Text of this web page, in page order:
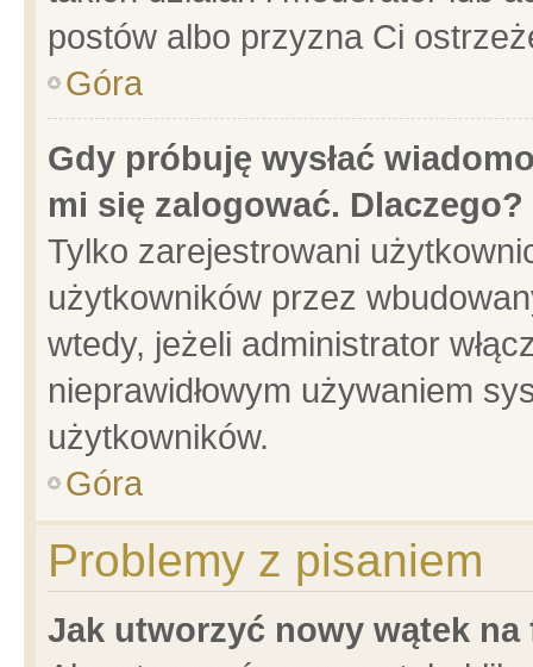
postów albo przyzna Ci
Góra
Gdy próbuję wysłać
mi się zalogować. Dlaczego?
Tylko zarejestrowani
użytkowników przez
wtedy, jeżeli administrator
nieprawidłowym używaniem
użytkowników.
Góra
Problemy z pisaniem
Jak utworzyć nowy wątek na